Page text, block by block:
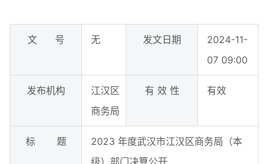
文 号 无 发文日期
2024-11-
07 09:00
发布机构
江汉区
商务局
有 效 性 有效
标 题
2023 年度武汉市江汉区商务局（本
级）部门决算公开